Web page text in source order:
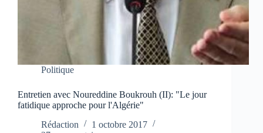
Politique
Entretien avec Noureddine Boukrouh (II): "Le jour
fatidique approche pour l'Algérie"
Rédaction
1 octobre 2017